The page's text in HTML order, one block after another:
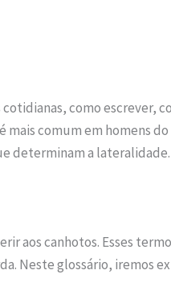
como escrever,
comum em homens
determinam a lateralidade.
aos canhotos. Esses
Neste glossário, iremos